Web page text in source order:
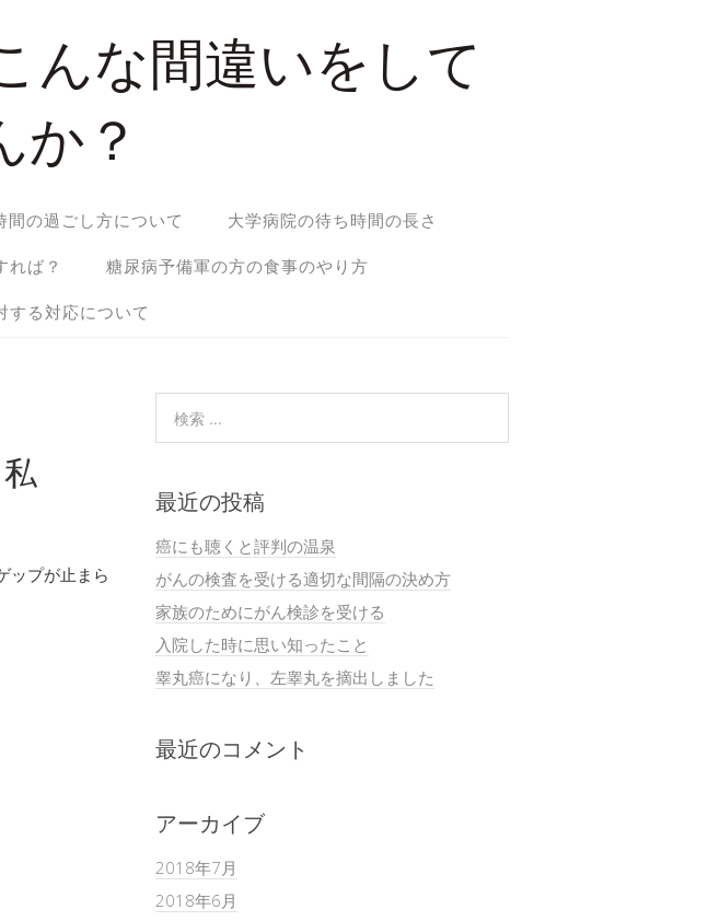
んな間違いをして
か？
間の過ごし方について 大学病院の待ち時間の長さ
れば？ 糖尿病予備軍の方の食事のやり方
する対応について
ップが止まら
最近の投稿
癌にも聴くと評判の温泉
がんの検査を受ける適切な間隔の決め方
家族のためにがん検診を受ける
入院した時に思い知ったこと
睾丸癌になり、左睾丸を摘出しました
最近のコメント
アーカイブ
2018年7月
2018年6月